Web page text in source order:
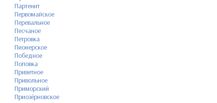
Партенит
Первомайское
Перевальное
Песчаное
Петровка
Пионерское
Победное
Поповка
Приветное
Привольное
Приморский
Приозёрновское